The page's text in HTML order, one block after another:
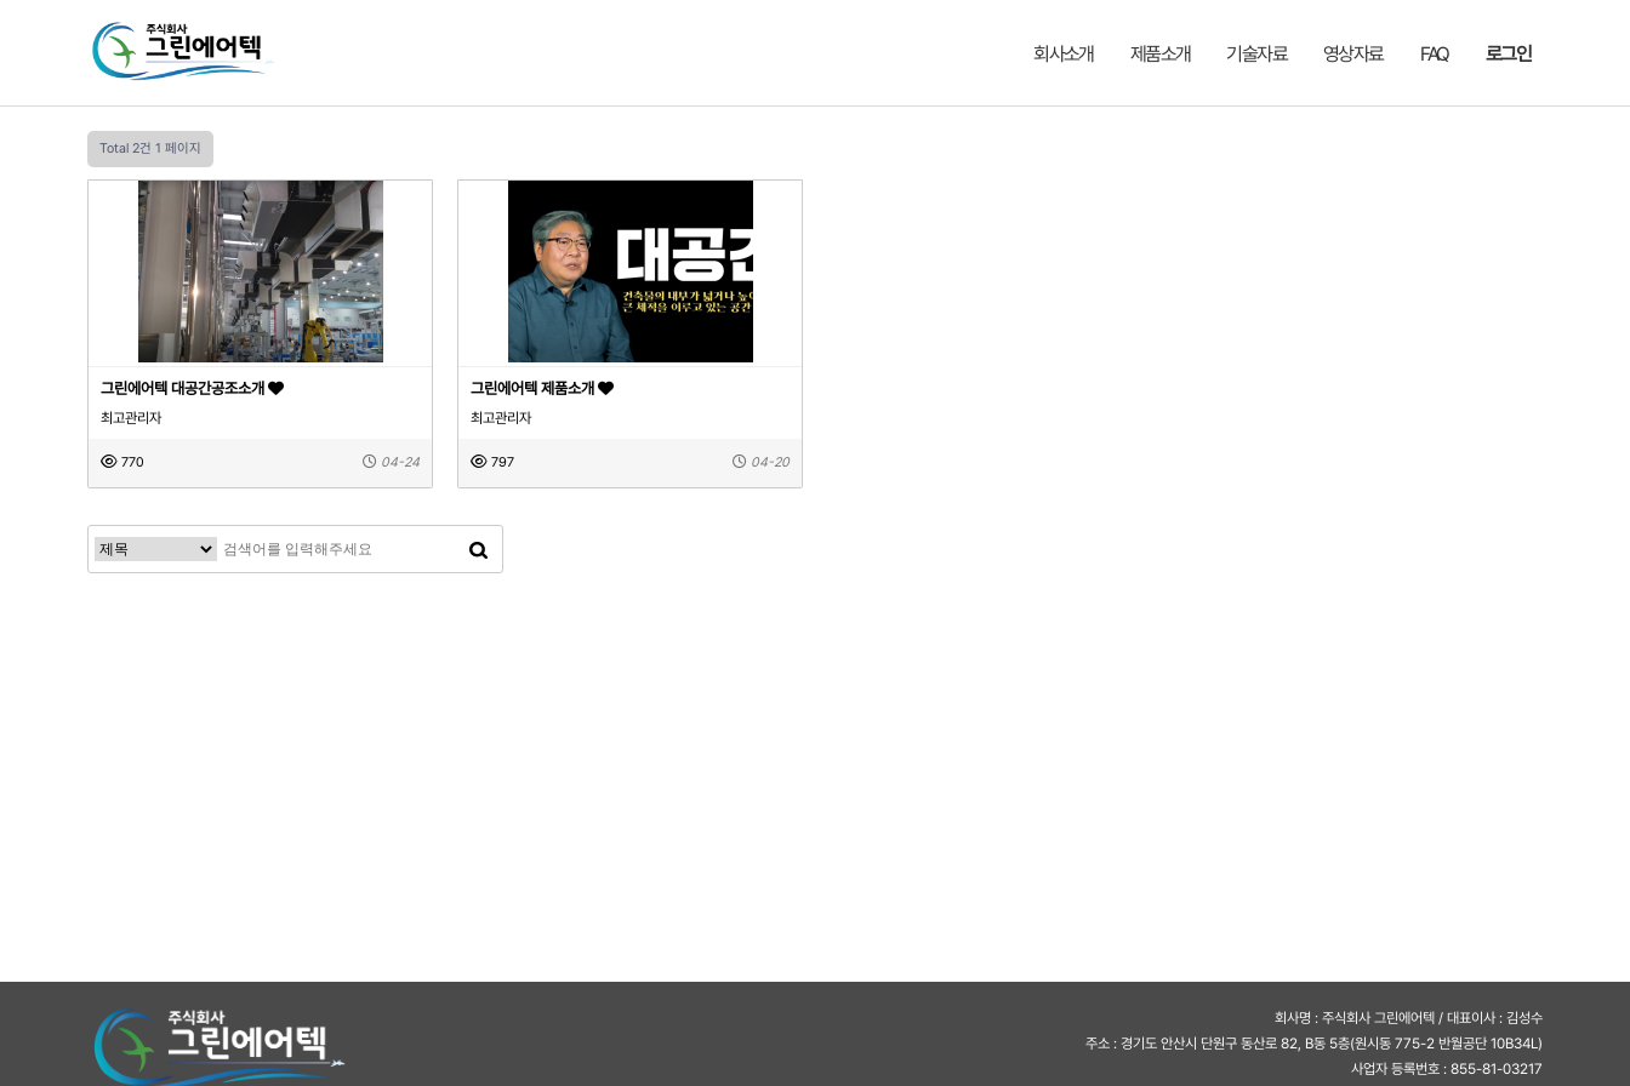
회사소개 제품소개 기술자료 영상자료 FAQ 로그인
Total 2건 1 페이지
그린에어텍 대공간공조소개
최고관리자
770 04-24
그린에어텍 제품소개
최고관리자
797 04-20
회사명 : 주식회사 그린에어텍 / 대표이사 : 김성수
주소 : 경기도 안산시 단원구 동산로 82, B동 5층(원시동 775-2 반월공단 10B34L)
사업자 등록번호 : 855-81-03217